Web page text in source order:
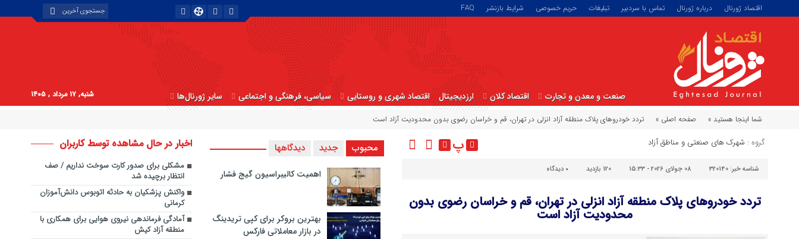
اقتصاد ژورنال درباره ژورنال تماس با سردبیر تبلیغات حریم خصوصی شرایط بازنشر FAQ
صنعت و معدن و تجارت اقتصاد کلان ارزدیجیتال اقتصاد شهری و روستایی سیاسی، فرهنگی و اجتماعی سایر ژورنال‌ها شنبه, ۱۷ مرداد , ۱۴۰۵
شما اینجا هستید » صفحه اصلی » تردد خودروهای پلاک منطقه آزاد انزلی در تهران، قم و خراسان رضوی بدون محدودیت آزاد است
گروه : شهرک های صنعتی و مناطق آزاد پ
شناسه خبر: 320140 08 جولای 2026 - 15:33 120 بازدید ۰ دیدگاه
تردد خودروهای پلاک منطقه آزاد انزلی در تهران، قم و خراسان رضوی بدون
محدودیت آزاد است
محبوب جدید دیدگاهها
اهمیت کالیبراسیون گیج فشار
بهترین بروکر برای کپی‌ تریدینگ
در بازار معاملاتی فارکس
اخبار در حال مشاهده توسط کاربران
مشکلی برای صدور کارت سوخت نداریم / صف
انتظار برچیده شد
واکنش پزشکیان به حادثه اتوبوس دانش‌آموزان
کرمانی
آمادگی فرماندهی نیروی هوایی برای همکاری با
منطقه آزاد کیش